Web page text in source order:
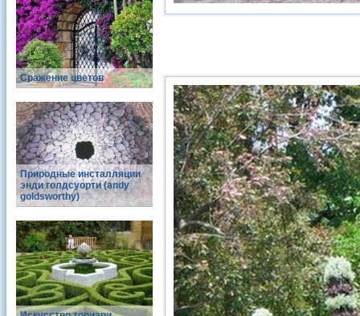
Сражение цветов
Природные инсталляции
энди голдсуорти (andy
goldsworthy)